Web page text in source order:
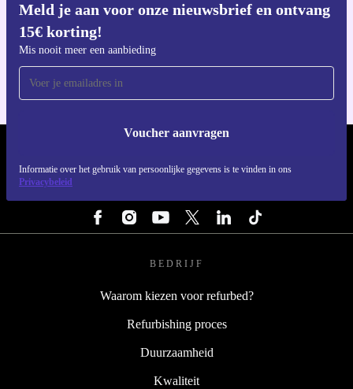
Meld je aan voor onze nieuwsbrief en ontvang
15€ korting!
Mis nooit meer een aanbieding
Voucher aanvragen
Informatie over het gebruik van persoonlijke gegevens is te vinden in ons
Privacybeleid
Voor iOS en Android
BEDRIJF
Waarom kiezen voor refurbed?
Refurbishing proces
Duurzaamheid
Kwaliteit